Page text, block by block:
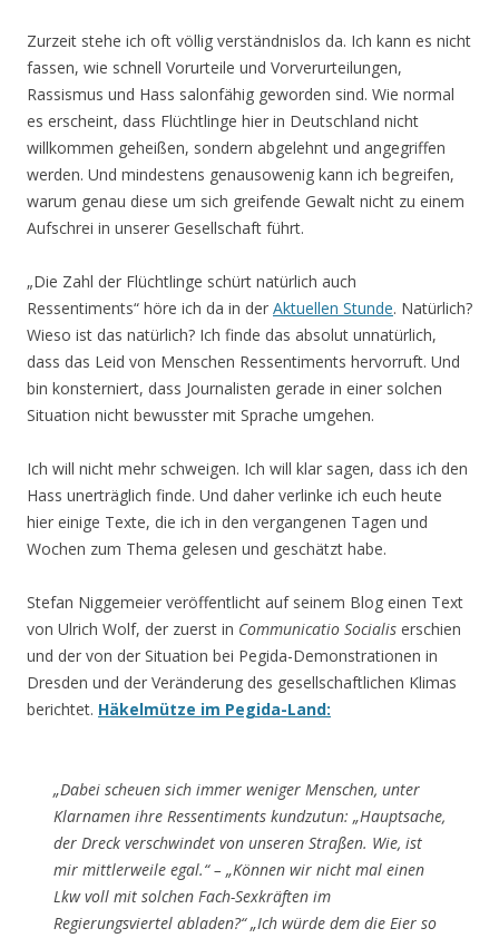
Zurzeit stehe ich oft völlig verständnislos da. Ich kann es nicht
fassen, wie schnell Vorurteile und Vorverurteilungen,
Rassismus und Hass salonfähig geworden sind. Wie normal
es erscheint, dass Flüchtlinge hier in Deutschland nicht
willkommen geheißen, sondern abgelehnt und angegriffen
werden. Und mindestens genausowenig kann ich begreifen,
warum genau diese um sich greifende Gewalt nicht zu einem
Aufschrei in unserer Gesellschaft führt.
„Die Zahl der Flüchtlinge schürt natürlich auch
Ressentiments“ höre ich da in der Aktuellen Stunde. Natürlich?
Wieso ist das natürlich? Ich finde das absolut unnatürlich,
dass das Leid von Menschen Ressentiments hervorruft. Und
bin konsterniert, dass Journalisten gerade in einer solchen
Situation nicht bewusster mit Sprache umgehen.
Ich will nicht mehr schweigen. Ich will klar sagen, dass ich den
Hass unerträglich finde. Und daher verlinke ich euch heute
hier einige Texte, die ich in den vergangenen Tagen und
Wochen zum Thema gelesen und geschätzt habe.
Stefan Niggemeier veröffentlicht auf seinem Blog einen Text
von Ulrich Wolf, der zuerst in Communicatio Socialis erschien
und der von der Situation bei Pegida-Demonstrationen in
Dresden und der Veränderung des gesellschaftlichen Klimas
berichtet. Häkelmütze im Pegida-Land:
„Dabei scheuen sich immer weniger Menschen, unter
Klarnamen ihre Ressentiments kundzutun: „Hauptsache,
der Dreck verschwindet von unseren Straßen. Wie, ist
mir mittlerweile egal.“ – „Können wir nicht mal einen
Lkw voll mit solchen Fach-Sexkräften im
Regierungsviertel abladen?“ „Ich würde dem die Eier so